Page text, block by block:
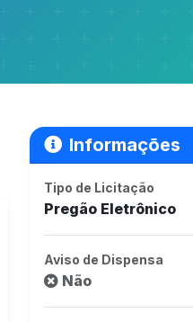
Informações
Tipo de Licitação
Pregão Eletrônico
Aviso de Dispensa
Não